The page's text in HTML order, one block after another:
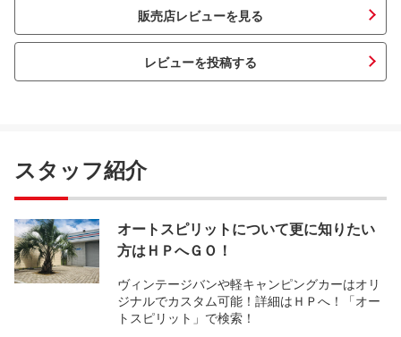
販売店レビューを見る
レビューを投稿する
スタッフ紹介
オートスピリットについて更に知りたい
方はＨＰへＧＯ！
ヴィンテージバンや軽キャンピングカーはオリ
ジナルでカスタム可能！詳細はＨＰへ！「オー
トスピリット」で検索！